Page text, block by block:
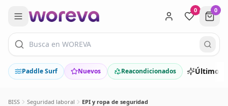
0 0
Paddle Surf Nuevos Reacondicionados Últimos
BISS Seguridad laboral EPI y ropa de seguridad